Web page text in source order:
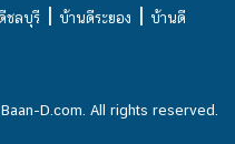
ชลบุรี | บ้านดีระยอง | บ้านดี
D.com. All rights reserved.